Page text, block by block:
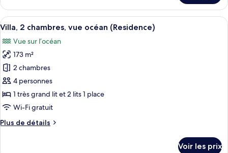
océan
(Luxury)
le
type
de
Villa
Majestueuse,
vue
océan
(Luxury)
Afficher
toutes
les
photos
pour
ce
type
de
chambre :
Villa,
Un espace aménagé au bord de la
8
Villa, 2 chambres, vue océan (Residence)
Vue sur l’océan
173 m²
2 chambres
4 personnes
1 très grand lit et 2 lits 1 place
Wi-Fi gratuit
Plus de détails
Plus
Voir les prix